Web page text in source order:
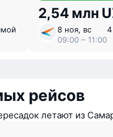
2,54 млн
8 ноя, вс
09:00 – 11:00
4
рейсов
летают из